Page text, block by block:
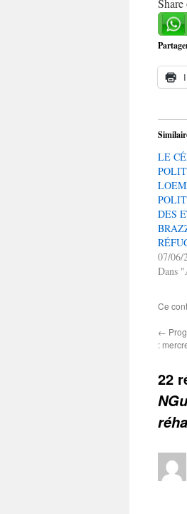
Share
LE
DES
07/06/
Dans
Ce
←
:
22